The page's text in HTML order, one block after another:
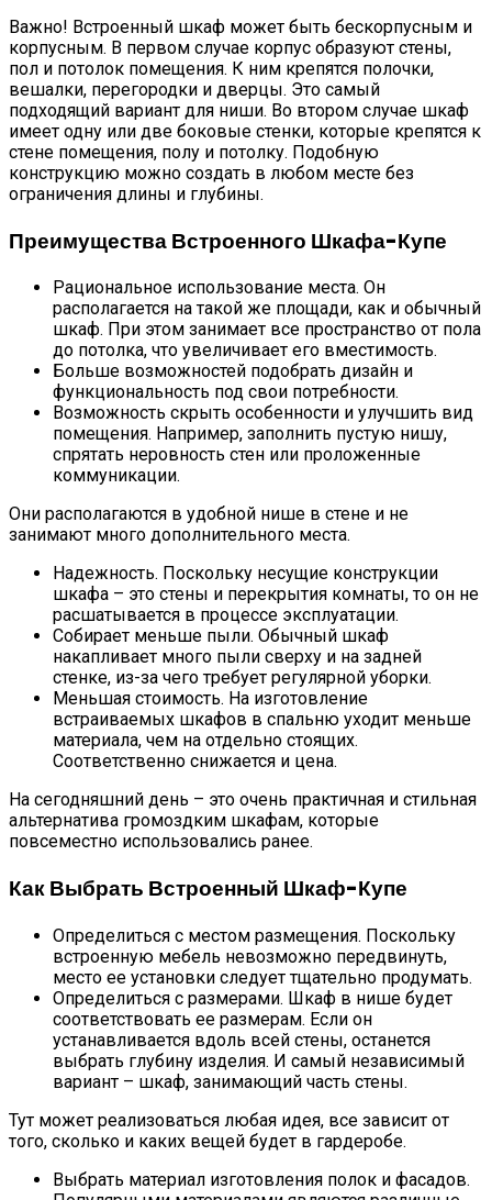
Важно! Встроенный шкаф может быть бескорпусным и
корпусным. В первом случае корпус образуют стены,
пол и потолок помещения. К ним крепятся полочки,
вешалки, перегородки и дверцы. Это самый
подходящий вариант для ниши. Во втором случае шкаф
имеет одну или две боковые стенки, которые крепятся к
стене помещения, полу и потолку. Подобную
конструкцию можно создать в любом месте без
ограничения длины и глубины.
Преимущества Встроенного Шкафа-Купе
Рациональное использование места. Он
располагается на такой же площади, как и обычный
шкаф. При этом занимает все пространство от пола
до потолка, что увеличивает его вместимость.
Больше возможностей подобрать дизайн и
функциональность под свои потребности.
Возможность скрыть особенности и улучшить вид
помещения. Например, заполнить пустую нишу,
спрятать неровность стен или проложенные
коммуникации.
Они располагаются в удобной нише в стене и не
занимают много дополнительного места.
Надежность. Поскольку несущие конструкции
шкафа – это стены и перекрытия комнаты, то он не
расшатывается в процессе эксплуатации.
Собирает меньше пыли. Обычный шкаф
накапливает много пыли сверху и на задней
стенке, из-за чего требует регулярной уборки.
Меньшая стоимость. На изготовление
встраиваемых шкафов в спальню уходит меньше
материала, чем на отдельно стоящих.
Соответственно снижается и цена.
На сегодняшний день – это очень практичная и стильная
альтернатива громоздким шкафам, которые
повсеместно использовались ранее.
Как Выбрать Встроенный Шкаф-Купе
Определиться с местом размещения. Поскольку
встроенную мебель невозможно передвинуть,
место ее установки следует тщательно продумать.
Определиться с размерами. Шкаф в нише будет
соответствовать ее размерам. Если он
устанавливается вдоль всей стены, останется
выбрать глубину изделия. И самый независимый
вариант – шкаф, занимающий часть стены.
Тут может реализоваться любая идея, все зависит от
того, сколько и каких вещей будет в гардеробе.
Выбрать материал изготовления полок и фасадов.